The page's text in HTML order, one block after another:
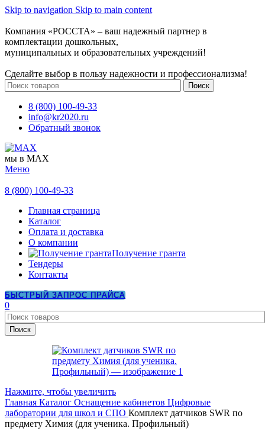
Skip to navigation Skip to main content
Компания «РОССТА» – ваш надежный партнер в
комплектации дошкольных,
муниципальных и образовательных учреждений!
Сделайте выбор в пользу надежности и профессионализма!
Поиск
8 (800) 100-49-33
info@kr2020.ru
Обратный звонок
мы в MAX
Меню
8 (800) 100-49-33
Главная страница
Каталог
Оплата и доставка
О компании
Получение гранта
Тендеры
Контакты
БЫСТРЫЙ ЗАПРОС ПРАЙСА
0
Поиск
Нажмите, чтобы увеличить
Главная Каталог Оснащение кабинетов Цифровые
лаборатории для школ и СПО Комплект датчиков SWR по
предмету Химия (для ученика. Профильный)